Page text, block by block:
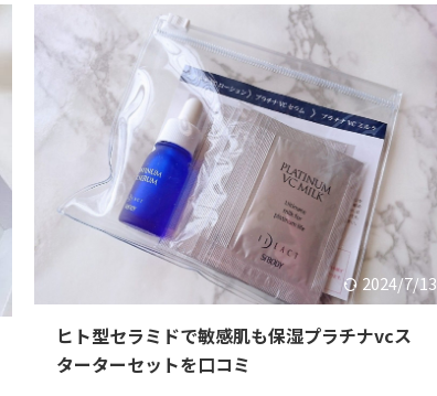
2024/7/13
ヒト型セラミドで敏感肌も保湿プラチナvcス
ターターセットを口コミ